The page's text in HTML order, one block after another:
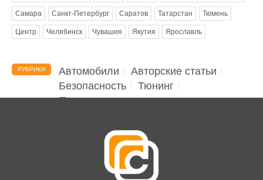
Самара Санкт-Петербург Саратов Татарстан Тюмень
Центр Челябинск Чувашия Якутия Ярославль
РУБРИКИ Автомобили
Авторские статьи
Безопасность
Тюнинг
Помощь водителю